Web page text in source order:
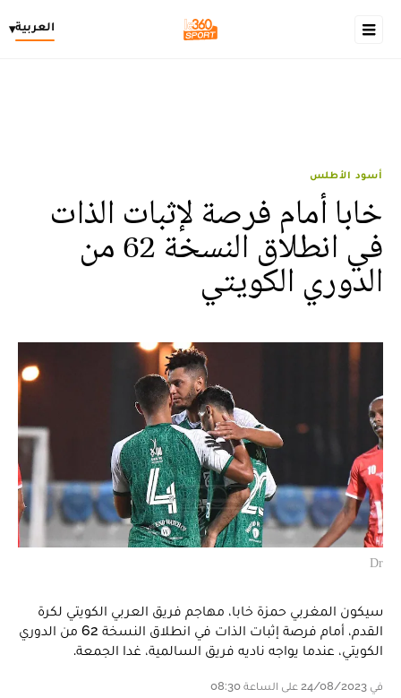
العربية▾
أسود الأطلس
خابا أمام فرصة لإثبات الذات
في انطلاق النسخة 62 من
الدوري الكويتي
Dr
سيكون المغربي حمزة خابا، مهاجم فريق العربي الكويتي لكرة
القدم، أمام فرصة إثبات الذات في انطلاق النسخة 62 من الدوري
الكويتي، عندما يواجه ناديه فريق السالمية، غدا الجمعة.
في 24/08/2023 على الساعة 08:30